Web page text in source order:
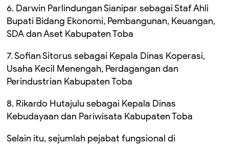
6. Darwin Parlindungan Sianipar sebagai Staf Ahli
Bupati Bidang Ekonomi, Pembangunan, Keuangan,
SDA dan Aset Kabupaten Toba
7. Sofian Sitorus sebagai Kepala Dinas Koperasi,
Usaha Kecil Menengah, Perdagangan dan
Perindustrian Kabupaten Toba
8. Rikardo Hutajulu sebagai Kepala Dinas
Kebudayaan dan Pariwisata Kabupaten Toba
Selain itu, sejumlah pejabat fungsional di